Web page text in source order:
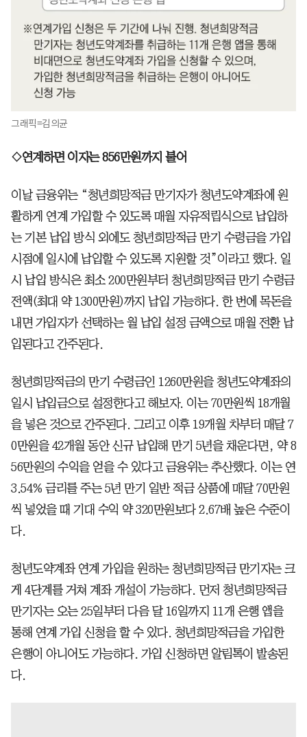
그래픽=김의균
◇연계하면 이자는 856만원까지 불어
이날 금융위는 “청년희망적금 만기자가 청년도약계좌에 원
활하게 연계 가입할 수 있도록 매월 자유적립식으로 납입하
는 기본 납입 방식 외에도 청년희망적금 만기 수령금을 가입
시점에 일시에 납입할 수 있도록 지원할 것”이라고 했다. 일
시 납입 방식은 최소 200만원부터 청년희망적금 만기 수령금
전액(최대 약 1300만원)까지 납입 가능하다. 한 번에 목돈을
내면 가입자가 선택하는 월 납입 설정 금액으로 매월 전환 납
입된다고 간주된다.
청년희망적금의 만기 수령금인 1260만원을 청년도약계좌의
일시 납입금으로 설정한다고 해보자. 이는 70만원씩 18개월
을 넣은 것으로 간주된다. 그리고 이후 19개월 차부터 매달 7
0만원을 42개월 동안 신규 납입해 만기 5년을 채운다면, 약 8
56만원의 수익을 얻을 수 있다고 금융위는 추산했다. 이는 연
3.54% 금리를 주는 5년 만기 일반 적금 상품에 매달 70만원
씩 넣었을 때 기대 수익 약 320만원보다 2.67배 높은 수준이
다.
청년도약계좌 연계 가입을 원하는 청년희망적금 만기자는 크
게 4단계를 거쳐 계좌 개설이 가능하다. 먼저 청년희망적금
만기자는 오는 25일부터 다음 달 16일까지 11개 은행 앱을
통해 연계 가입 신청을 할 수 있다. 청년희망적금을 가입한
은행이 아니어도 가능하다. 가입 신청하면 알림톡이 발송된
다.